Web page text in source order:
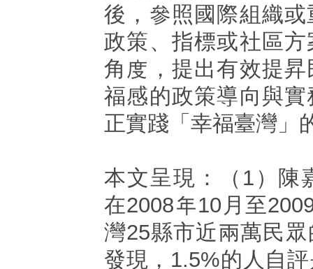
後，參照國際組織
政策、指標或社區
角度，提出有效提
福感的政策導向與
正實踐「幸福臺灣」
本文呈現：（1）陳
在2008年10月至
灣25縣市近兩萬民
發現，1.5%的人自